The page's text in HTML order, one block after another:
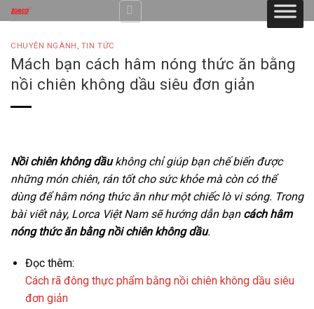
Skip
to
content
CHUYÊN NGÀNH , TIN TỨC
Mách bạn cách hâm nóng thức ăn bằng
nồi chiên không dầu siêu đơn giản
Nồi chiên không dầukhông chỉ giúp bạn chế biến được
những món chiên, rán tốt cho sức khỏe mà còn có thể
dùng để hâm nóng thức ăn như một chiếc lò vi sóng. Trong
bài viết này, Lorca Việt Nam sẽ hướng dẫn bạn cách hâm
nóng thức ăn bằng nồi chiên không dầu.
Đọc thêm:
Cách rã đông thực phẩm bằng nồi chiên không dầu siêu
đơn giản